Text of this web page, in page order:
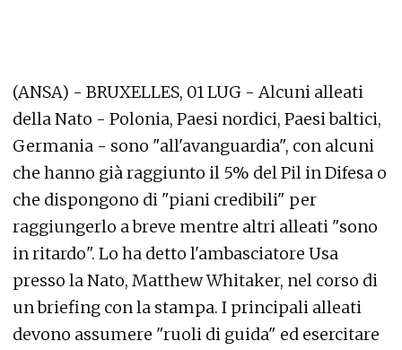
(ANSA) - BRUXELLES, 01 LUG - Alcuni alleati
della Nato - Polonia, Paesi nordici, Paesi baltici,
Germania - sono "all'avanguardia", con alcuni
che hanno già raggiunto il 5% del Pil in Difesa o
che dispongono di "piani credibili" per
raggiungerlo a breve mentre altri alleati "sono
in ritardo". Lo ha detto l'ambasciatore Usa
presso la Nato, Matthew Whitaker, nel corso di
un briefing con la stampa. I principali alleati
devono assumere "ruoli di guida" ed esercitare